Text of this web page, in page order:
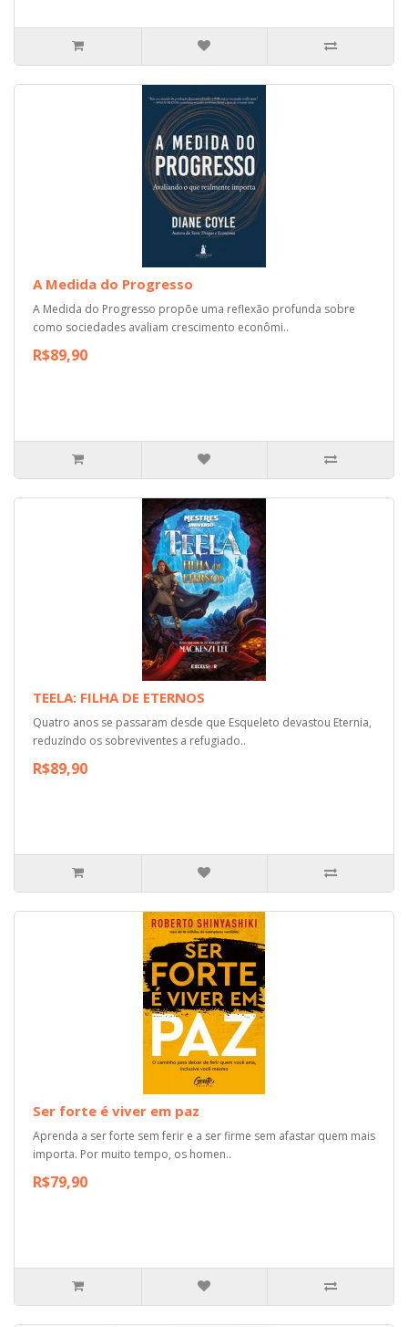
A Medida do Progresso
A Medida do Progresso propõe uma reflexão profunda sobre
como sociedades avaliam crescimento econômi..
R$89,90
TEELA: FILHA DE ETERNOS
Quatro anos se passaram desde que Esqueleto devastou Eternia,
reduzindo os sobreviventes a refugiado..
R$89,90
Ser forte é viver em paz
Aprenda a ser forte sem ferir e a ser firme sem afastar quem mais
importa. Por muito tempo, os homen..
R$79,90